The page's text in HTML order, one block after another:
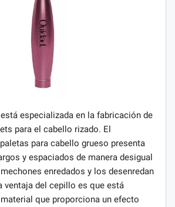
especializada en la fabricación de
para el cabello rizado. El
para cabello grueso presenta
y espaciados de manera desigual
enredados y los desenredan
ventaja del cepillo es que está
que proporciona un efecto